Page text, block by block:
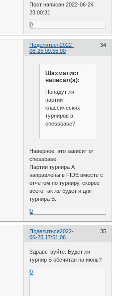
Пост написан 2022-06-24
23:00:31
0
Поделиться 34
2022-
06-25 09:55:00
Шахматист
написал(а):
Попадут ли
партии
классических
турниров в
chessbase?
Наверное, это зависит от
chessbase.
Партии турнира А
направлены в FIDE вместе с
отчетом по турниру, скорее
всего так же будет и для
турнира Б.
0
Поделиться 35
2022-
06-25 17:51:06
Здравствуйте. Будет ли
турнир Б обсчитан на июль?
0